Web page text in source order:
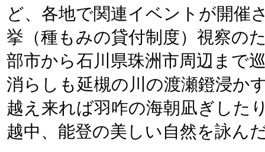
ど、各地で関連イベントが開催
挙（種もみの貸付制度）視察の
部市から石川県珠洲市周辺まで
消らしも延槻の川の渡瀬鐙浸か
越え来れば羽咋の海朝凪ぎした
越中、能登の美しい自然を詠ん